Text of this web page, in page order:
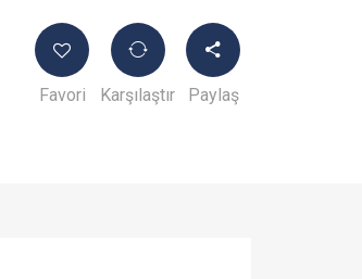
Favori Karşılaştır Paylaş